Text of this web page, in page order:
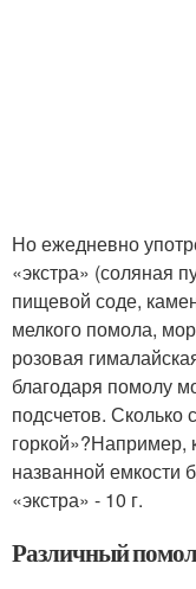
Но ежедневно
«экстра» (соляная
пищевой соде,
мелкого помола,
розовая
благодаря помолу
подсчетов. Сколько
горкой»?Например,
названной емкости
«экстра» - 10 г.
Различный